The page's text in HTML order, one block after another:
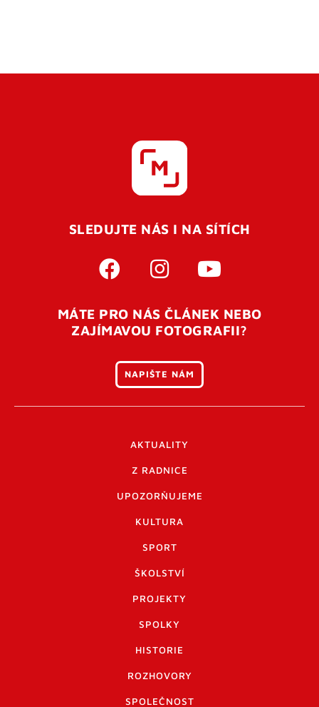
SLEDUJTE NÁS I NA SÍTÍCH
MÁTE PRO NÁS ČLÁNEK NEBO
ZAJÍMAVOU FOTOGRAFII?
NAPIŠTE NÁM
AKTUALITY
Z RADNICE
UPOZORŇUJEME
KULTURA
SPORT
ŠKOLSTVÍ
PROJEKTY
SPOLKY
HISTORIE
ROZHOVORY
SPOLEČNOST